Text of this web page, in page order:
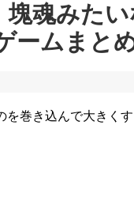
塊魂みた
ームまと
巻き込んで大きく